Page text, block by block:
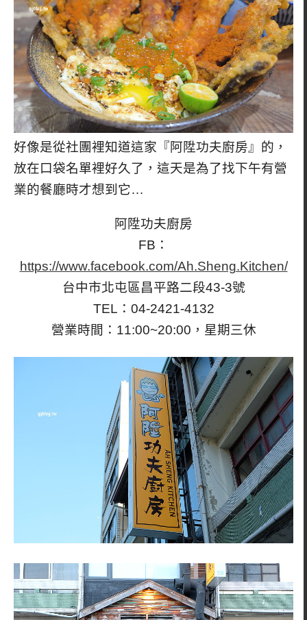
好像是從社團裡知道這家『阿陞功夫廚房』的，
放在口袋名單裡好久了，這天是為了找下午有營
業的餐廳時才想到它…
阿陞功夫廚房
FB：
https://www.facebook.com/Ah.Sheng.Kitchen/
台中市北屯區昌平路二段43-3號
TEL：04-2421-4132
營業時間：11:00~20:00，星期三休